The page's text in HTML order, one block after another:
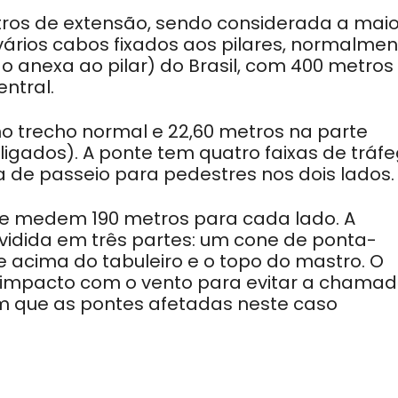
de extensão, sendo considerada a
cabos fixados aos pilares,
anexa ao pilar) do Brasil, com 400 metros
trecho normal e 22,60 metros na parte
A ponte tem quatro faixas de
passeio para pedestres nos dois lados.
medem 190 metros para cada lado. A
em três partes: um cone de ponta-
do tabuleiro e o topo do mastro. O
com o vento para evitar a
que as pontes afetadas neste caso